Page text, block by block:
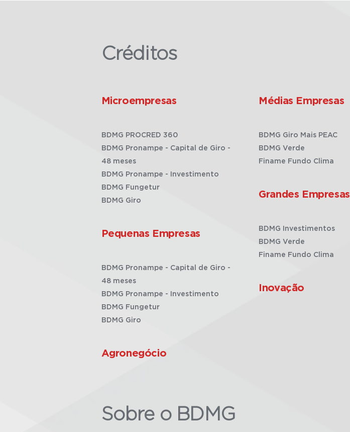
Créditos
Microempresas
BDMG PROCRED 360
BDMG Pronampe - Capital de Giro -
48 meses
BDMG Pronampe - Investimento
BDMG Fungetur
BDMG Giro
Pequenas Empresas
BDMG Pronampe - Capital de Giro -
48 meses
BDMG Pronampe - Investimento
BDMG Fungetur
BDMG Giro
Agronegócio
Médias Empresas
BDMG Giro Mais PEAC
BDMG Verde
Finame Fundo Clima
Grandes Empresas
BDMG Investimentos
BDMG Verde
Finame Fundo Clima
Inovação
Sobre o BDMG